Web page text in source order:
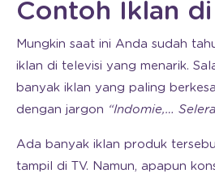
Contoh Iklan di
Mungkin saat ini Anda sudah
iklan di televisi yang menarik.
banyak iklan yang paling
dengan jargon “Indomie,…
Ada banyak iklan produk
tampil di TV. Namun, apapun